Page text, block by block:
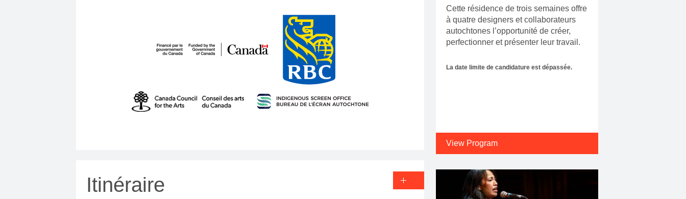
Itinéraire
Cette résidence de trois semaines offre
à quatre designers et collaborateurs
autochtones l’opportunité de créer,
perfectionner et présenter leur travail.
La date limite de candidature est dépassée.
View Program